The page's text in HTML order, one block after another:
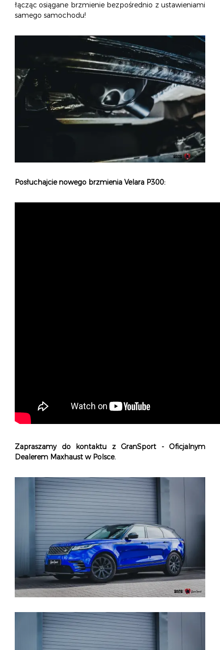
łącząc osiągane brzmienie bezpośrednio z ustawieniami
samego samochodu!
Posłuchajcie nowego brzmienia Velara P300:
Zapraszamy do kontaktu z GranSport - Oficjalnym
Dealerem Maxhaust w Polsce.